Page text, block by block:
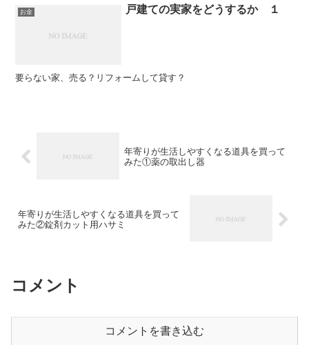
お金 戸建ての実家をどうするか １
要らない家、売る？リフォームして貸す？
年寄りが生活しやすくなる道具を買って
みた①薬の取出し器
年寄りが生活しやすくなる道具を買って
みた②錠剤カット用ハサミ
コメント
コメントを書き込む